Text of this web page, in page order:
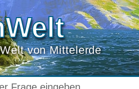
von Mittelerde